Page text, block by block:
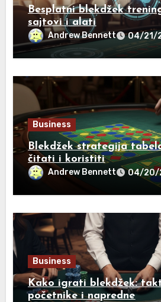
Besplatni blekdžek
sajtovi i alati
Andrew Bennett 04/21/
Business
Blekdžek strategija
čitati i koristiti
Andrew Bennett 04/20/
Business
Kako igrati blekdžek:
početnike i napredne